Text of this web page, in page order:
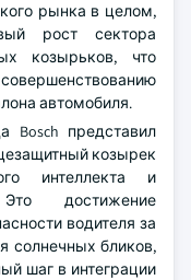
рынка в целом,
рост сектора
козырьков, что
автомобиля.
Bosch представил
козырек
интеллекта и
достижение
водителя за
солнечных бликов,
шаг в интеграции